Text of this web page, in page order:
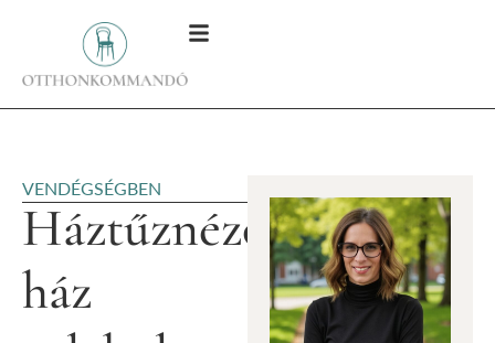
VENDÉGSÉGBEN
Háztűznézőben:
ház